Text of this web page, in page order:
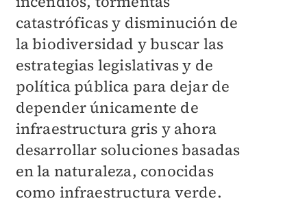
catastróficas y disminución de
la biodiversidad y buscar las
estrategias legislativas y de
política pública para dejar de
depender únicamente de
infraestructura gris y ahora
desarrollar soluciones basadas
en la naturaleza, conocidas
como infraestructura verde.